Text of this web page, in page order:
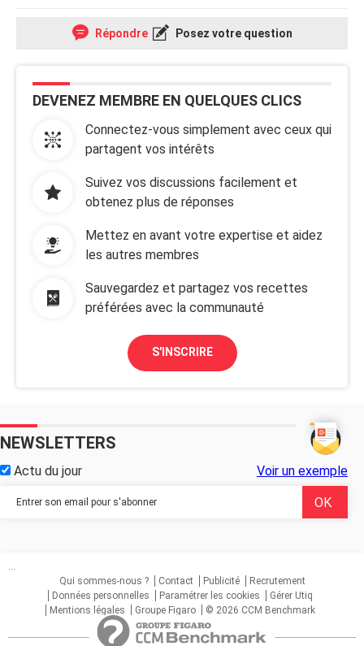
Répondre Posez votre question
DEVENEZ MEMBRE EN QUELQUES CLICS
Connectez-vous simplement avec ceux qui
partagent vos intérêts
Suivez vos discussions facilement et
obtenez plus de réponses
Mettez en avant votre expertise et aidez
les autres membres
Sauvegardez et partagez vos recettes
préférées avec la communauté
S'INSCRIRE
NEWSLETTERS
Actu du jour Voir un exemple
...
Qui sommes-nous ?
Contact Publicité
Recrutement
Données personnelles
Paramétrer les cookies
Gérer Utiq
Mentions légales
Groupe Figaro © 2026 CCM Benchmark